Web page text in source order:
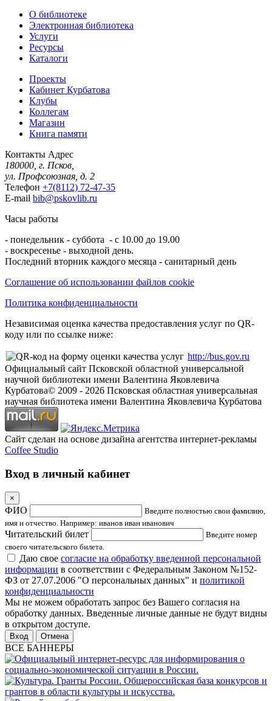
О библиотеке
Электронная библиотека
Услуги
Ресурсы
Каталоги
Проекты
Кабинет Курбатова
Клубы
Коллегам
Магазин
Книга памяти
Контакты Адрес
180000, г. Псков,
ул. Профсоюзная, д. 2
Телефон +7(8112) 72-47-35
E-mail bib@pskovlib.ru
Часы работы
- понедельник - суббота - с 10.00 до 19.00
- воскресенье - выходной день.
Последний вторник каждого месяца - санитарный день
Соглашение об использовании файлов cookie
Политика конфиденциальности
Независимая оценка качества предоставления услуг по QR-
коду или по ссылке ниже:
http://bus.gov.ru
Официальный сайт Псковской областной универсальной
научной библиотеки имени Валентина Яковлевича
Курбатова© 2009 - 2026 Псковская областная универсальная
научная библиотека имени Валентина Яковлевича Курбатова
Сайт сделан на основе дизайна агентства интернет-рекламы
Coffee Studio
Вход в личный кабинет
×
ФИО
Введите полностью свои фамилию,
имя и отчество. Например: иванов иван иванович
Читательский билет
Введите номер
своего читательского билета.
Даю свое согласие на обработку введенной персональной
информации в соответствии с Федеральным Законом №152-
ФЗ от 27.07.2006 "О персональных данных" и политикой
конфиденциальности
Мы не можем обработать запрос без Вашего согласия на
обработку данных. Введенные личные данные не будут видны
в открытом доступе.
Отмена
ВСЕ БАННЕРЫ